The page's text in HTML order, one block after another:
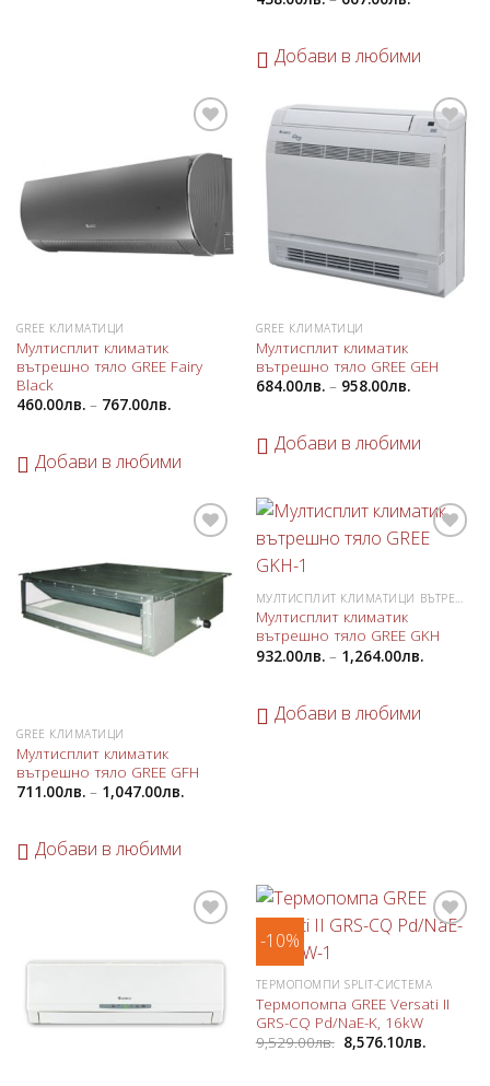
Добави в любими
в
любими
GREE КЛИМАТИЦИ
Мултисплит климатик
вътрешно тяло GREE Fairy
Black
460.00лв.– 767.00лв.
Добави в любими
Добави
в
GREE КЛИМАТИЦИ
Мултисплит климатик
вътрешно тяло GREE GEH
684.00лв.– 958.00лв.
Добави в любими
в
любими
GREE КЛИМАТИЦИ
Мултисплит климатик
вътрешно тяло GREE GFH
711.00лв.– 1,047.00лв.
Добави в любими
Мултисплит климатик
вътрешно тяло GREE GKH
932.00лв.– 1,264.00лв.
Добави в любими
любими
-10%
ТЕРМОПОМПИ SPLIT-СИСТЕМА
Термопомпа GREE Versati II
GRS-CQ Pd/NaE-K, 16kW
9,529.00лв. 8,576.10лв.